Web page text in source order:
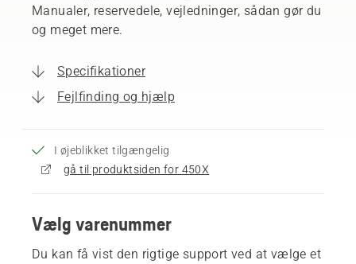
Manualer, reservedele, vejledninger, sådan gør du
og meget mere.
Specifikationer
Fejlfinding og hjælp
I øjeblikket tilgængelig
gå til produktsiden for 450X
Vælg varenummer
Du kan få vist den rigtige support ved at vælge et